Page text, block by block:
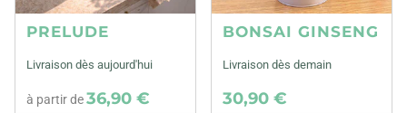
PRELUDE
Livraison dès aujourd'hui
à partir de36,90 €
BONSAI GINSENG
Livraison dès demain
30,90 €